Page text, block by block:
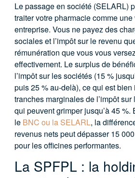
Le passage en société (SELARL)
traiter votre pharmacie comme
entreprise. Vous ne payez des
sociales et l’impôt sur le revenu
rémunération que vous vous
effectivement. Le surplus de
l’impôt sur les sociétés (15 %
puis 25 % au-delà), ce qui est bien
tranches marginales de l’impôt sur
qui peuvent grimper jusqu’à 45 %.
le BNC ou la SELARL, la
revenus nets peut dépasser 15
pour les officines performantes.
La SPFPL : la